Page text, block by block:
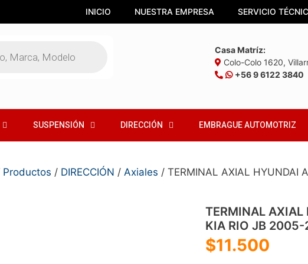
INICIO NUESTRA EMPRESA SERVICIO
Casa Matríz:
Colo-Colo 1620,
+56 9 6122 3840
SUSPENSIÓN DIRECCIÓN EMBRAGUE AUTOMOTRIZ
Productos / DIRECCIÓN / Axiales / TERMINAL AXIAL HYUNDAI
TERMINAL
KIA RIO JB 2005-
$11.500